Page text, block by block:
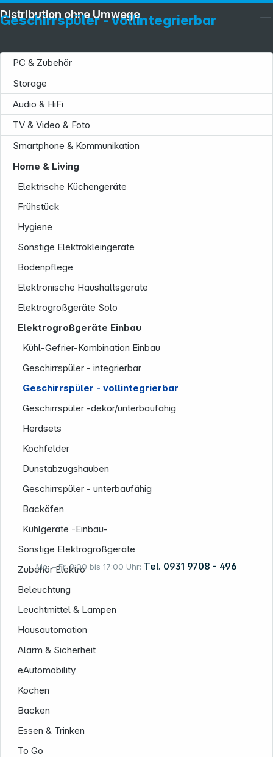
Mo. – Fr. 8:00 bis 17:00 Uhr: Tel. 0931 9708 - 496
Geschirrspüler - vollintegrierbar
PC & Zubehör
Storage
Audio & HiFi
TV & Video & Foto
Smartphone & Kommunikation
Home & Living
Elektrische Küchengeräte
Frühstück
Hygiene
Sonstige Elektrokleingeräte
Bodenpflege
Elektronische Haushaltsgeräte
Elektrogroßgeräte Solo
Elektrogroßgeräte Einbau
Kühl-Gefrier-Kombination Einbau
Geschirrspüler - integrierbar
Geschirrspüler - vollintegrierbar
Geschirrspüler -dekor/unterbaufähig
Herdsets
Kochfelder
Dunstabzugshauben
Geschirrspüler - unterbaufähig
Backöfen
Kühlgeräte -Einbau-
Sonstige Elektrogroßgeräte
Zubehör Elektro
Beleuchtung
Leuchtmittel & Lampen
Hausautomation
Alarm & Sicherheit
eAutomobility
Kochen
Backen
Essen & Trinken
To Go
Distribution ohne Umwege
Service
Informationen
Rechtliches